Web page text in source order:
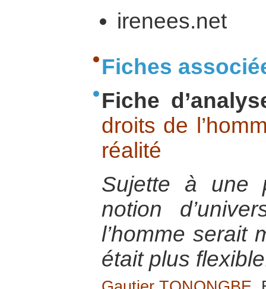
irenees.net
Fiches
Fiche
droits de
réalité
Sujette à une
notion
l’homme serait
était plus